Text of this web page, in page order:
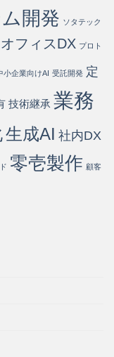
開発 ソタテック
フィスDX プロト
小企業向けAI 受託開発 定
技術継承 業務
生成AI 社内DX
零壱製作 顧客